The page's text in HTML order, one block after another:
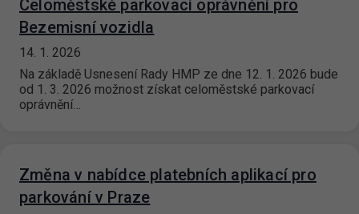
Celoměstské parkovací oprávnění pro
Bezemisní vozidla
14. 1. 2026
Na základě Usnesení Rady HMP ze dne 12. 1. 2026 bude
od 1. 3. 2026 možnost získat celoměstské parkovací
oprávnění…
Změna v nabídce platebních aplikací pro
parkování v Praze